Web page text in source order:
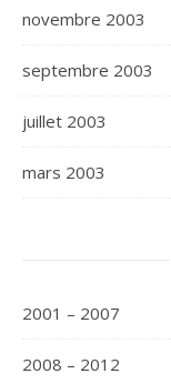
novembre 2003
septembre 2003
juillet 2003
mars 2003
2001 – 2007
2008 – 2012